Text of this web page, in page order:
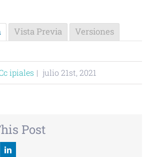
Vista Previa Versiones
ipiales | julio 21st, 2021
Post
Linkedin